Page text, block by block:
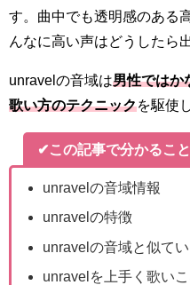
す。曲中でも透明感のある
んなに高い声はどうしたら
unravelの音域は男性ではか
歌い方のテクニックを駆使
✔この記事で分かること
unravelの音域情報
unravelの特徴
unravelの音域と似て
unravelを上手く歌い